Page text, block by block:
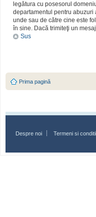
legătura cu posesorul
departamentul pentru
unde sau de către cine este
în sine. Dacă trimiteţi un
Sus
Prima pagină
Despre noi Termeni si conditii